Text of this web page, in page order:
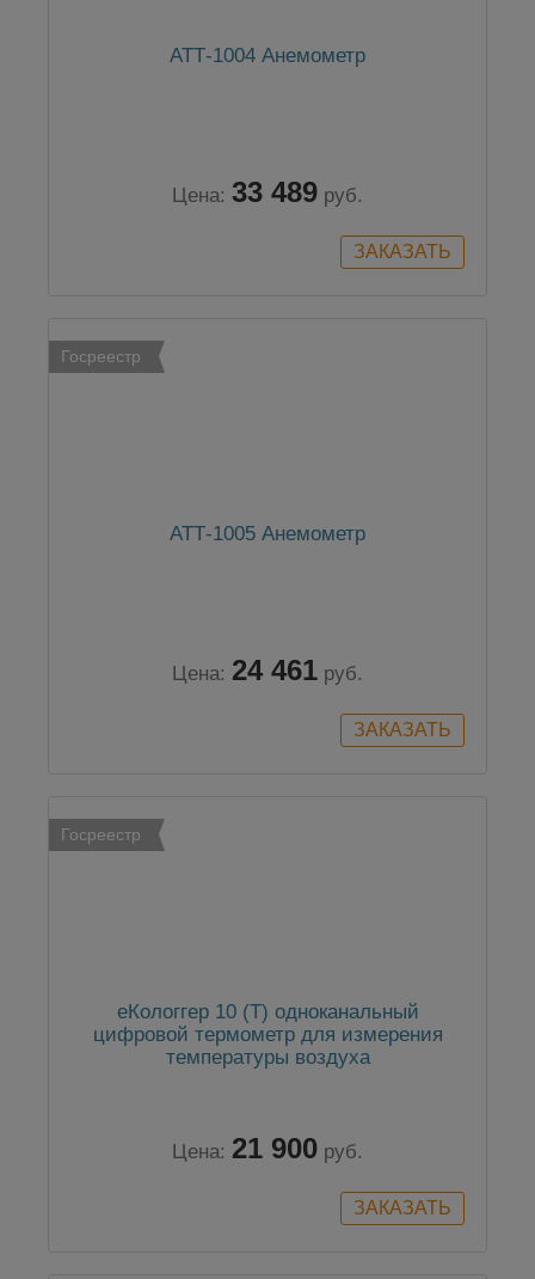
АТТ-1004 Анемометр
Цена: 33 489 руб.
Госреестр
АТТ-1005 Анемометр
Цена: 24 461 руб.
Госреестр
еКологгер 10 (Т) одноканальный
цифровой термометр для измерения
температуры воздуха
Цена: 21 900 руб.